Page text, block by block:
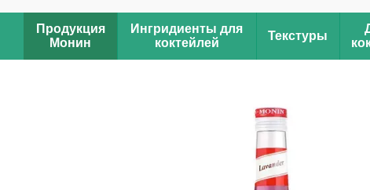
Продукция
Монин
Ингридиенты для
коктейлей
Текстуры